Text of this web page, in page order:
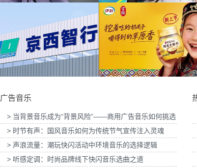
为新希望乳业唐钱婷品牌代言项目提供音乐版
为大众汽车ID与众
为伊利宫酪中规格奶皮子酸奶TVC拍摄提供音
乐版权
为国泰海通证券上
广告音乐
> 当背景音乐成为“背景风险”——商用广告音乐如何挑选
> 时节有声：国风音乐如何为传统节气宣传注入灵魂
> 声浪流量：潮玩快闪活动中环境音乐的选择逻辑
> 听感定调：时尚品牌线下快闪音乐选曲之道